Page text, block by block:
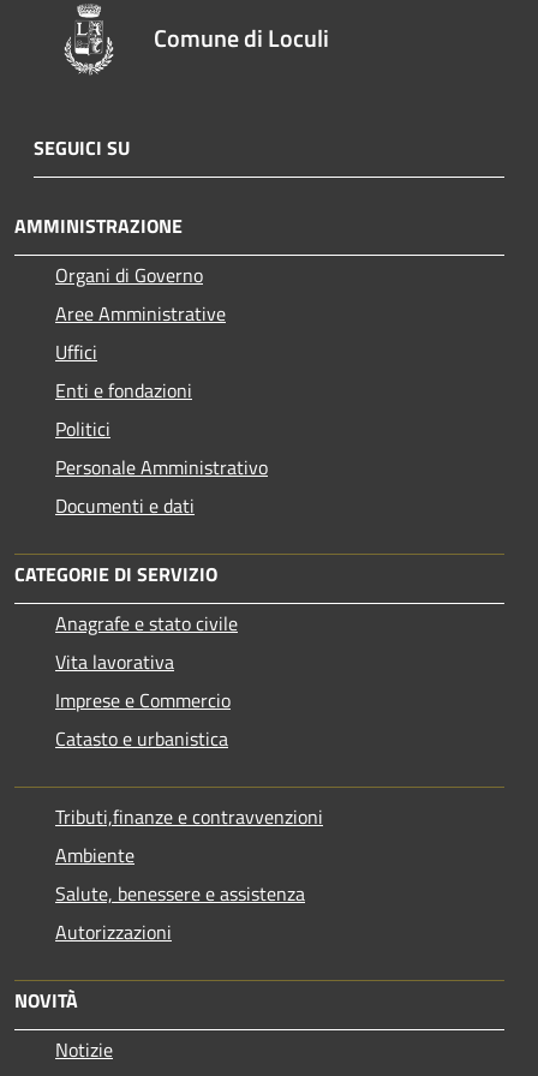
Comune di Loculi
SEGUICI SU
AMMINISTRAZIONE
Organi di Governo
Aree Amministrative
Uffici
Enti e fondazioni
Politici
Personale Amministrativo
Documenti e dati
CATEGORIE DI SERVIZIO
Anagrafe e stato civile
Vita lavorativa
Imprese e Commercio
Catasto e urbanistica
Tributi,finanze e contravvenzioni
Ambiente
Salute, benessere e assistenza
Autorizzazioni
NOVITÀ
Notizie